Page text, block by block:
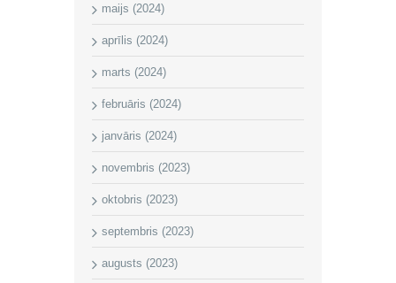
maijs (2024)
aprīlis (2024)
marts (2024)
februāris (2024)
janvāris (2024)
novembris (2023)
oktobris (2023)
septembris (2023)
augusts (2023)